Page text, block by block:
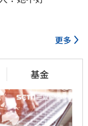
更多
基金